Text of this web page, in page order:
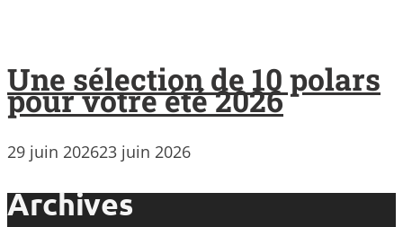
Une sélection de 10 polars
pour votre été 2026
29 juin 202623 juin 2026
Archives